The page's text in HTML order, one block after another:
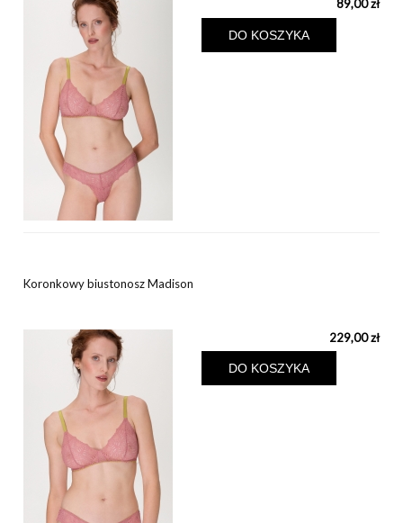
89,00 zł
DO KOSZYKA
Koronkowy biustonosz Madison
229,00 zł
DO KOSZYKA